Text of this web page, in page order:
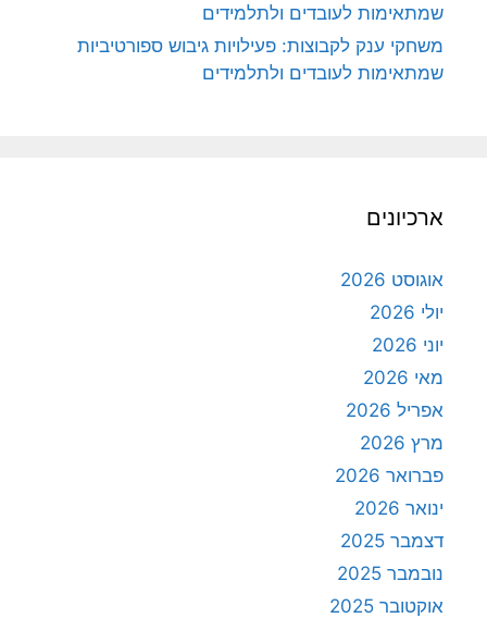
שמתאימות לעובדים ולתלמידים
משחקי ענק לקבוצות: פעילויות גיבוש ספורטיביות
שמתאימות לעובדים ולתלמידים
ארכיונים
אוגוסט 2026
יולי 2026
יוני 2026
מאי 2026
אפריל 2026
מרץ 2026
פברואר 2026
ינואר 2026
דצמבר 2025
נובמבר 2025
אוקטובר 2025